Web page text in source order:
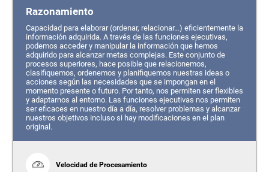
Razonamiento
Capacidad para elaborar (ordenar, relacionar…) eficientemente la
información adquirida. A través de las funciones ejecutivas,
podemos acceder y manipular la información que hemos
adquirido para alcanzar metas complejas. Este conjunto de
procesos superiores, hace posible que relacionemos,
clasifiquemos, ordenemos y planifiquemos nuestras ideas o
acciones según las necesidades que se impongan en el
momento presente o futuro. Por tanto, nos permiten ser flexibles
y adaptarnos al entorno. Las funciones ejecutivas nos permiten
ser eficaces en nuestro día a día, resolver problemas y alcanzar
nuestros objetivos incluso si hay modificaciones en el plan
original.
Velocidad de Procesamiento